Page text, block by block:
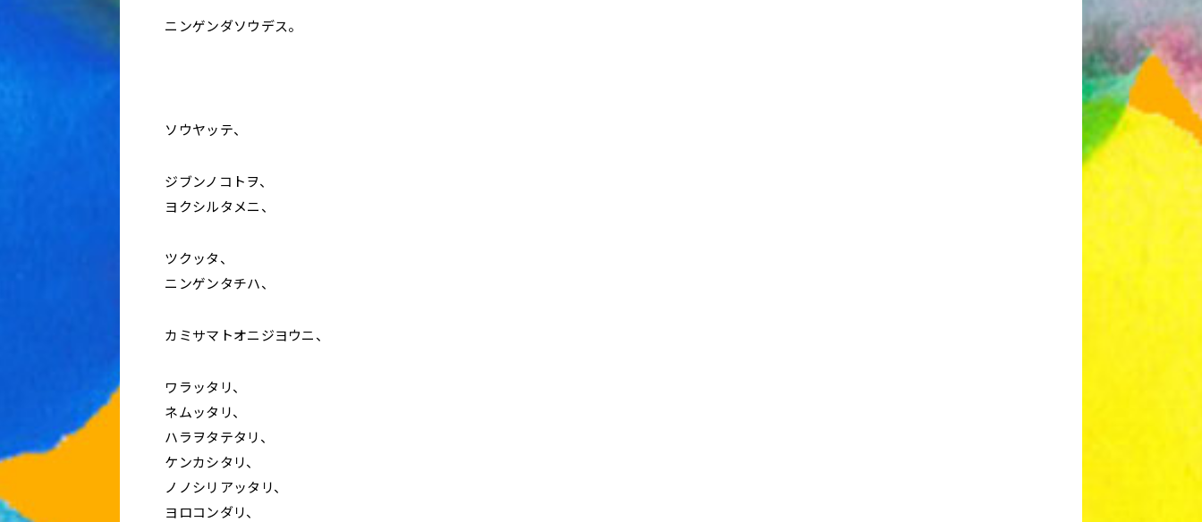
ニンゲンダソウデス。
ソウヤッテ、
ジブンノコトヲ、
ヨクシルタメニ、
ツクッタ、
ニンゲンタチハ、
カミサマトオニジヨウニ、
ワラッタリ、
ネムッタリ、
ハラヲタテタリ、
ケンカシタリ、
ノノシリアッタリ、
ヨロコンダリ、